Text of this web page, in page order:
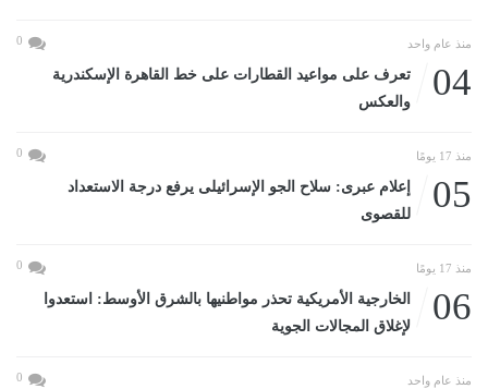
منذ عام واحد 0
04
تعرف على مواعيد القطارات على خط القاهرة الإسكندرية
والعكس
منذ 17 يومًا 0
05
إعلام عبرى: سلاح الجو الإسرائيلى يرفع درجة الاستعداد
للقصوى
منذ 17 يومًا 0
06
الخارجية الأمريكية تحذر مواطنيها بالشرق الأوسط: استعدوا
لإغلاق المجالات الجوية
منذ عام واحد 0